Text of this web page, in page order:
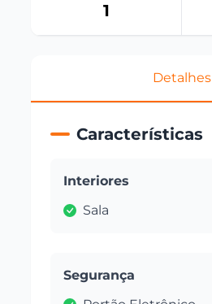
1
Detalhes
Características
Interiores
Sala
Segurança